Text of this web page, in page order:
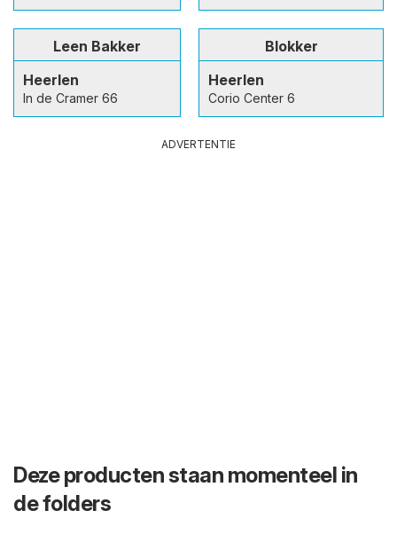
Leen Bakker
Heerlen
In de Cramer 66
Blokker
Heerlen
Corio Center 6
ADVERTENTIE
Deze producten staan momenteel in
de folders